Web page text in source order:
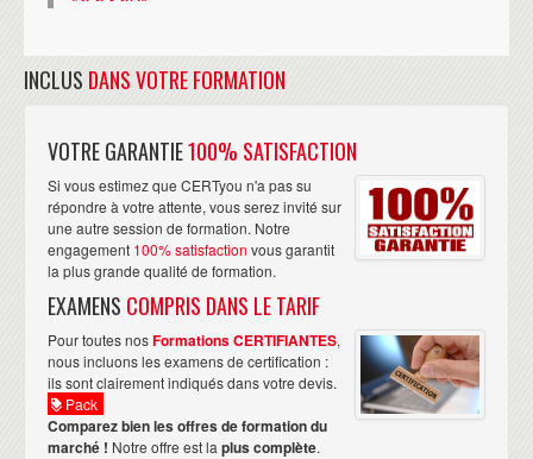
INCLUS DANS VOTRE FORMATION
VOTRE GARANTIE100% SATISFACTION
Si vous estimez que CERTyou n'a pas su
répondre à votre attente, vous serez invité sur
une autre session de formation. Notre
engagement 100% satisfaction vous garantit
la plus grande qualité de formation.
EXAMENS COMPRIS DANS LE TARIF
Pour toutes nosFormations CERTIFIANTES,
nous incluons les examens de certification :
ils sont clairement indiqués dans votre devis.
Pack
Comparez bien les offres de formation du
marché ! Notre offre est la plus complète.